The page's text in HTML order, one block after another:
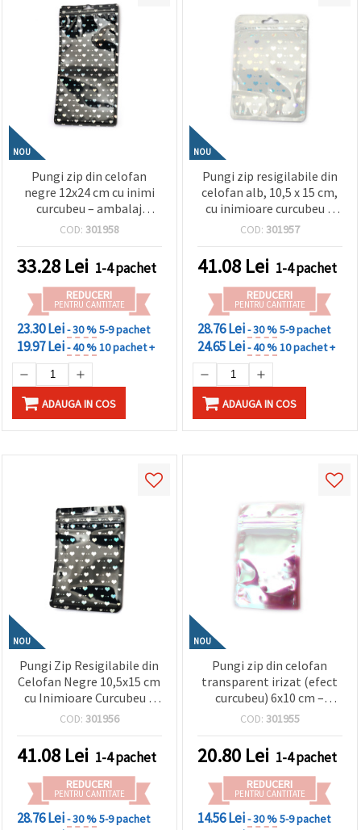
NOU
Pungi zip din celofan
negre 12x24 cm cu inimi
curcubeu – ambalaj
elegant, durabil și
COD: 301958
33.28 Lei 1-4 pachet
REDUCERI
PENTRU CANTITATE
23.30 Lei- 30 %5-9 pachet
19.97 Lei- 40 %10 pachet +
ADAUGA IN COS
NOU
Pungi zip resigilabile din
celofan alb, 10,5 x 15 cm,
cu inimioare curcubeu –
drăguțe, rezistente,
100 buc.
COD: 301957
41.08 Lei 1-4 pachet
REDUCERI
PENTRU CANTITATE
28.76 Lei- 30 %5-9 pachet
24.65 Lei- 40 %10 pachet +
ADAUGA IN COS
NOU
Pungi Zip Resigilabile din
Celofan Negre 10,5x15 cm
cu Inimioare Curcubeu –
Ambalaje Trendy, Durabile
COD: 301956
41.08 Lei 1-4 pachet
REDUCERI
PENTRU CANTITATE
28.76 Lei- 30 %5-9 pachet
NOU
Pungi zip din celofan
transparent irizat (efect
curcubeu) 6x10 cm –
ambalaj strălucitor,
100 buc.
COD: 301955
20.80 Lei 1-4 pachet
REDUCERI
PENTRU CANTITATE
14.56 Lei- 30 %5-9 pachet